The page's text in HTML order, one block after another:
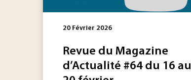
20 Février 2026
Revue du Magazine
d’Actualité #64 du 16 au